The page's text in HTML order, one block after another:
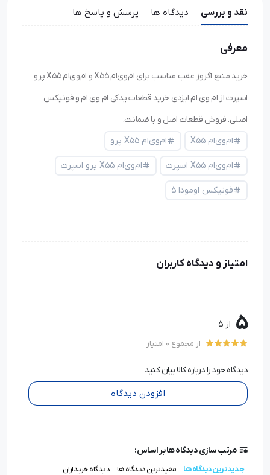
نقد و بررسی دیدگاه ها پرسش و پاسخ ها
معرفی
خرید منبع اگزوز عقب مناسب برای ام‌وی‌ام X55 و ام‌وی‌ام X55 پرو
اسپرت از ام وی ام ایزدی خرید قطعات یدکی ام وی ام و فونیکس
اصلی. فروش قطعات اصل و با ضمانت.
ام‌وی‌ام X55
ام‌وی‌ام X55 پرو
ام‌وی‌ام X55 اسپرت ام‌وی‌ام X55 پرو اسپرت
فونیکس اومودا ۵
امتیاز و دیدگاه کاربران
5 از 5
از مجموع 0 امتیاز
دیدگاه خود را درباره کالا بیان کنید
افزودن دیدگاه
مرتب سازی دیدگاه ها بر اساس:
جدیدترین دیدگاه ها مفیدترین دیدگاه ها دیدگاه خریداران